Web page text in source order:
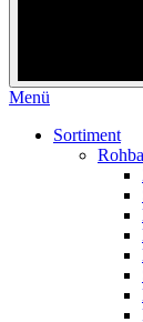
Menü
Sortiment